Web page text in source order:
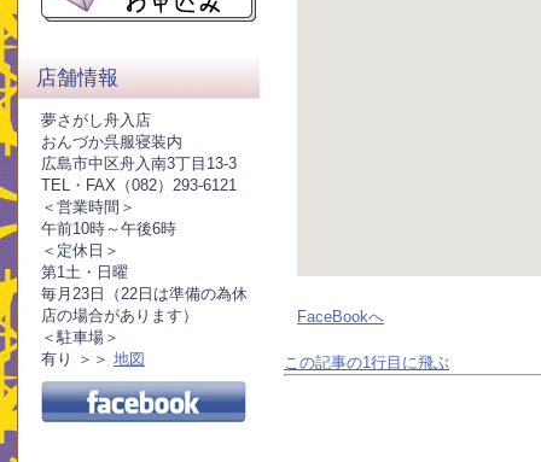
店舗情報
夢さがし舟入店
おんづか呉服寝装内
広島市中区舟入南3丁目13-3
TEL・FAX（082）293-6121
＜営業時間＞
午前10時～午後6時
＜定休日＞
第1土・日曜
毎月23日（22日は準備の為休
店の場合があります）
＜駐車場＞
有り ＞＞ 地図
FaceBookへ
この記事の1行目に飛ぶ